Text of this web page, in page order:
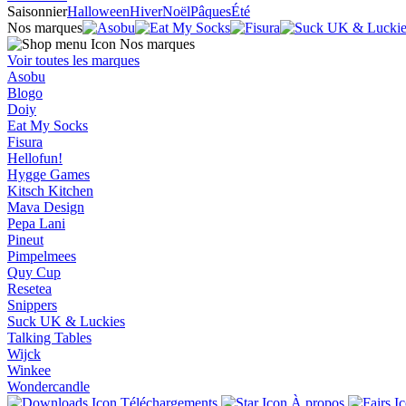
SaisonnierHalloweenHiverNoëlPâquesÉté
Nos marques
Nos marques
Voir toutes les marques
Asobu
Blogo
Doiy
Eat My Socks
Fisura
Hellofun!
Hygge Games
Kitsch Kitchen
Mava Design
Pepa Lani
Pineut
Pimpelmees
Quy Cup
Resetea
Snippers
Suck UK & Luckies
Talking Tables
Wijck
Winkee
Wondercandle